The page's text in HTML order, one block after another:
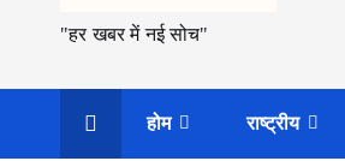
"हर खबर में नई सोच"
होम राष्ट्रीय